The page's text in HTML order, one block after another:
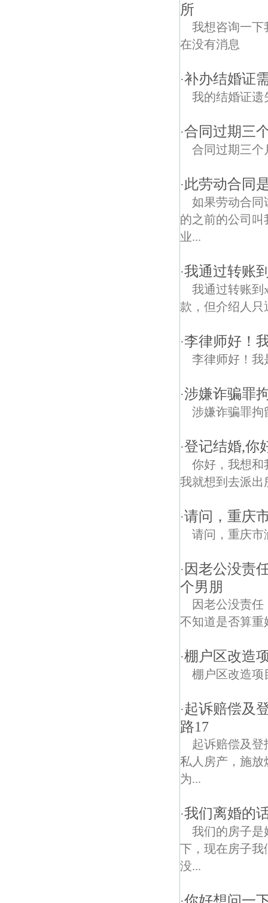
所
我想咨询一下
在没有消息
·补办结婚证
我的结婚证遗
·合同过期三
合同过期三个
·此劳动合同
如果劳动合同
的之前的公司
业...
·我通过转账
我通过转账到
款，但介绍人只
·李律师好！
李律师好！我
·涉嫌诈骗罪
涉嫌诈骗罪拘
·登记结婚,你
你好，我想和
我就想到去派出
·请问，重庆
请问，重庆市
· 因老公没责
个男朋
因老公没责
不知道是否算重
·棚户区改造
棚户区改造项
·起诉赔偿及
路17
起诉赔偿及登
私人房产，施放
为...
·我们离婚的
我们的房子是
下，现在房子我
没...